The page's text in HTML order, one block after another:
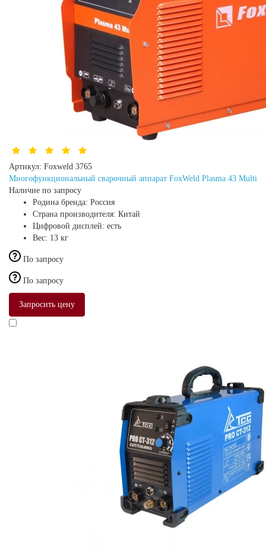
Артикул: Foxweld 3765
Многофункциональный сварочный аппарат FoxWeld Plasma 43 Multi
Наличие по запросу
Родина бренда: Россия
Страна производителя: Китай
Цифровой дисплей: есть
Вес: 13 кг
По запросу
По запросу
Запросить цену